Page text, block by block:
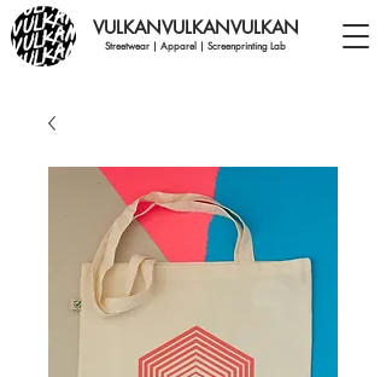
VULKANVULKANVULKAN
Streetwear | Apparel | Screenprinting Lab